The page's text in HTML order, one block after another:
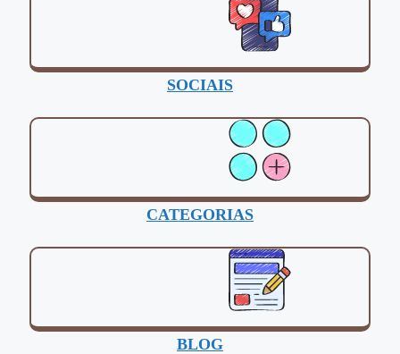
SOCIAIS
CATEGORIAS
BLOG